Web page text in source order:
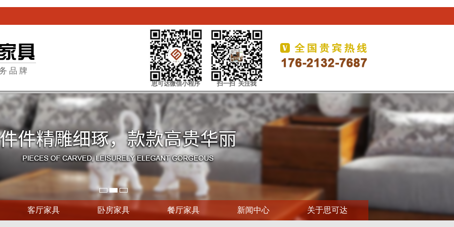
品牌
思可达微信小程序 扫一扫 关注我
客厅家具 卧房家具 餐厅家具 新闻中心 关于思可达